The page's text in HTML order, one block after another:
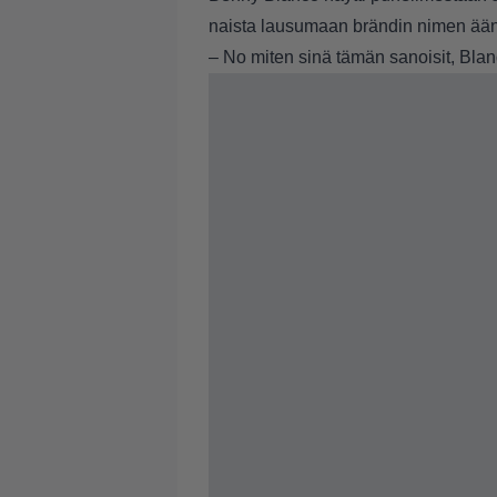
naista lausumaan brändin nimen
– No miten sinä tämän sanoisit,